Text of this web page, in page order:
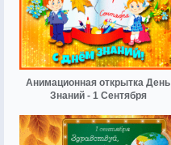
Анимационная открытка День
Знаний - 1 Сентября